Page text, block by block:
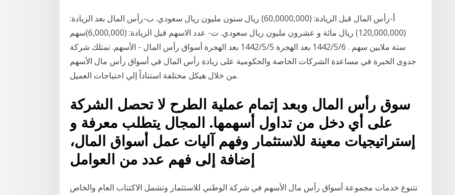
أ‌-رأس المال قبل الزيادة: (60,0000,000) ريال ستون مليون ريال سعودي. ب‌-رأس المال بعد الزيادة:
(120,000,000) ريال مائة و عشرون مليون ريال سعودي. ت‌- عدد الاسهم قبل الزيادة: (6,000,000)سهم
ستة ملايين سهم . 6‏‏/5‏‏/1442 بعد الهجرة 5‏‏/5‏‏/1442 بعد الهجرة أسواق رأس المال - الأسهم. تمتلك شركة
جدوى الخبرة في مساعدة الشركات الخاصة والحكومية على زيادة رأس المال في أسواق رأس مال الأسهم
من خلال هيكل مختلفة استناداً إلي احتياجات العميل.
سوق رأس المال وبعد إتمام عملية الطرح لا تحصل الشركة
على أي دخل من تداول أسهمها. المجال يتطلب معرفة و
إستراتيجيات معينة للاستثمار وفهم آليات عمل أسواق المال،
إضافة إلى فهم عدد من العوامل
تتنوع خدمات مجموعة أسواق رأس مال الأسهم في شركة الوطني للاستثمار وتشمل الاكتتاب العام والخاص